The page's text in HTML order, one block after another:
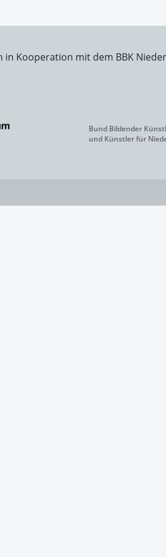
in Kooperation mit dem BBK
Bund Bildender
und Künstler für